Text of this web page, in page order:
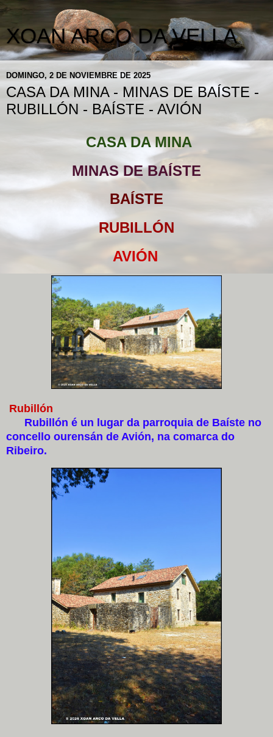
XOAN ARCO DA VELLA
DOMINGO, 2 DE NOVIEMBRE DE 2025
CASA DA MINA - MINAS DE BAÍSTE -
RUBILLÓN - BAÍSTE - AVIÓN
CASA DA MINA
MINAS DE BAÍSTE
BAÍSTE
RUBILLÓN
AVIÓN
Rubillón
Rubillón é un lugar da parroquia de Baíste no
concello ourensán de Avión, na comarca do
Ribeiro.